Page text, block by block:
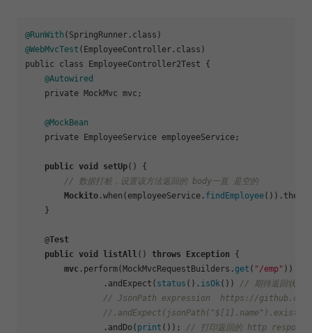
@RunWith
@WebMvcTest (EmployeeController.class)
public class EmployeeController2Test {
@Autowired
    private MockMvc mvc;
@MockBean
    private EmployeeService employeeService;
public void setUp() {
// 数据打桩，设置该方法返回的 body一直 是空的
Mockito .when (employeeService. findEmployee())
    }
    @
Test
public void listAll() throws Exception {
mvc .perform(MockMvcRequestBuilders.get ( "/emp" ))
.andExpect ( status (). isOk()) // 期待返回状态
// JsonPath expression  https://github.com/
//.andExpect(jsonPath("$[1].name").exists()) //
.andDo( print ()); // 打印返回的 http response